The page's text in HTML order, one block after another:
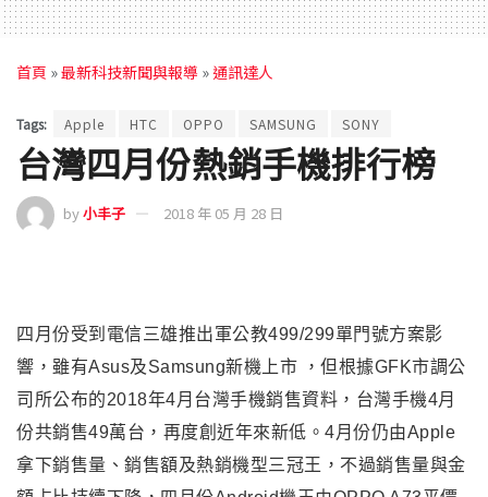
首頁 »最新科技新聞與報導 »通訊達人
Tags: Apple HTC OPPO SAMSUNG SONY
台灣四月份熱銷手機排行榜
by小丰子 2018 年 05 月 28 日
四月份受到電信三雄推出軍公教499/299單門號方案影
響，雖有Asus及Samsung新機上市 ，但根據GFK市調公
司所公布的2018年4月台灣手機銷售資料，台灣手機4月
份共銷售49萬台，再度創近年來新低。4月份仍由Apple
拿下銷售量、銷售額及熱銷機型三冠王，不過銷售量與金